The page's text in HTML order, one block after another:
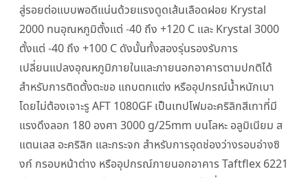
สู่รอยต่อแบบพอดีแน่นด้วยแรงดูดเส้นเลือดฝอย Krystal
2000 ทนอุณหภูมิตั้งแต่ -40 ถึง +120 C และ Krystal 3000
ตั้งแต่ -40 ถึง +100 C ดังนั้นทั้งสองรุ่นรองรับการ
เปลี่ยนแปลงอุณหภูมิภายในและภายนอกอาคารตามปกติได้
สำหรับการติดตั้งตะขอ แถบตกแต่ง หรืออุปกรณ์น้ำหนักเบา
โดยไม่ต้องเจาะรู AFT 1080GF เป็นเทปโฟมอะคริลิกสีเทาที่มี
แรงดึงลอก 180 องศา 3000 g/25mm บนโลหะ อลูมิเนียม ส
แตนเลส อะคริลิก และกระจก สำหรับการอุดช่องว่างรอบอ่างซิ
งก์ กรอบหน้าต่าง หรืออุปกรณ์ภายนอกอาคาร Taftflex 6221